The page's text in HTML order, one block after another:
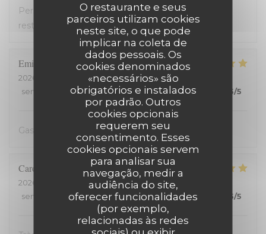
O restaurante e seus
parceiros utilizam cookies
neste site, o que pode
implicar na coleta de
dados pessoais. Os
cookies denominados
«necessários» são
obrigatórios e instalados
por padrão. Outros
cookies opcionais
requerem seu
consentimento. Esses
cookies opcionais servem
para analisar sua
navegação, medir a
audiência do site,
oferecer funcionalidades
(por exemplo,
relacionadas às redes
sociais) ou exibir
Personnel très accueillant, très bons plats, carte
restreinte
Emilienne
2026-07-19
- 19:30 - guests 2
service
ambience:5/5 menu:5/5 quality_price 5/5
Gastvrij, gezellig, heerlijk
Carole
2026-07-18
- 21:00 - guests 2
service
ambience: 5 /5 menu:5 /5 quality_price 5/5